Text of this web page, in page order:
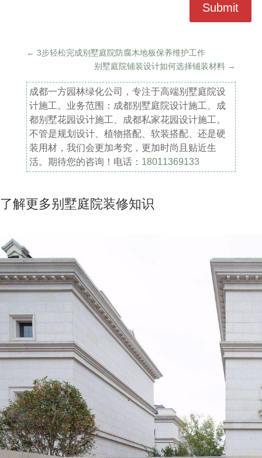
Submit
← 3步轻松完成别墅庭院防腐木地板保养维护工作
别墅庭院铺装设计如何选择铺装材料 →
成都一方园林绿化公司，专注于高端别墅庭院设
计施工。业务范围：成都别墅庭院设计施工、成
都别墅花园设计施工、成都私家花园设计施工。
不管是规划设计、植物搭配、软装搭配、还是硬
装用材，我们会更加考究，更加时尚且贴近生
活。期待您的咨询！电话： 18011369133
了解更多别墅庭院装修知识